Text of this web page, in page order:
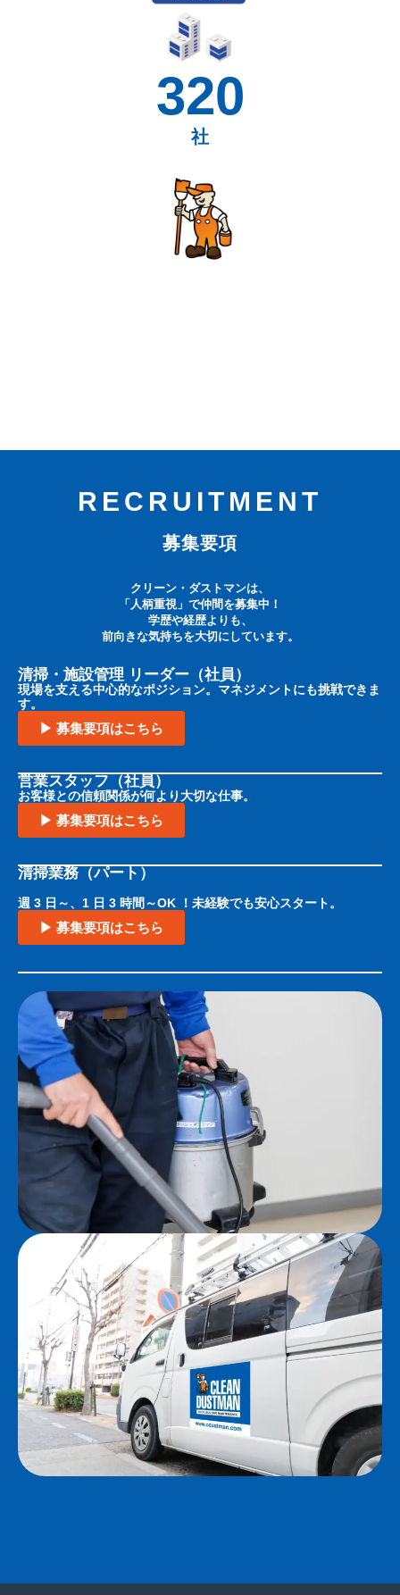
社
320
RECRUITMENT
募集要項
クリーン・ダストマンは、
「人柄重視」で仲間を募集中！
学歴や経歴よりも、
前向きな気持ちを大切にしています。
清掃・施設管理 リーダー（社員）
現場を支える中心的なポジション。マネジメントにも挑戦できま
す。
▶ 募集要項はこちら
営業スタッフ（社員）
お客様との信頼関係が何より大切な仕事。
▶ 募集要項はこちら
清掃業務（パート）
週 3 日～、1 日 3 時間～OK ！未経験でも安心スタート。
▶ 募集要項はこちら